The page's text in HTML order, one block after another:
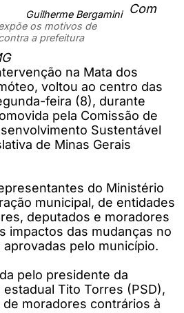
Guilherme Bergamini
os motivos de
a prefeitura
Com
na Mata dos
voltou ao centro das
feira (8), durante
pela Comissão de
Sustentável
de Minas Gerais
do Ministério
municipal, de entidades
deputados e moradores
impactos das mudanças no
pelo município.
pelo presidente da
Tito Torres (PSD),
moradores contrários à